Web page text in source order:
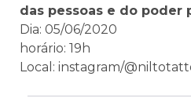
das pessoas e do poder
Dia: 05/06/2020
horário: 19h
Local: instagram/